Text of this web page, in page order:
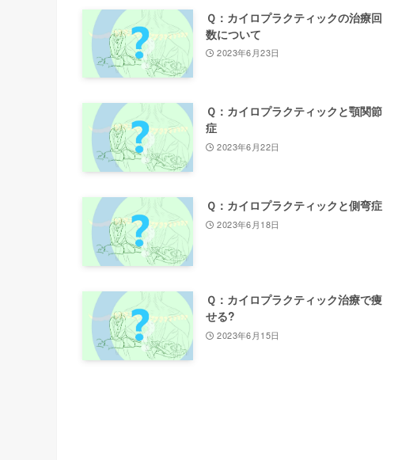
Ｑ：カイロプラクティックの治療回
数について
2023年6月23日
Ｑ：カイロプラクティックと顎関節
症
2023年6月22日
Ｑ：カイロプラクティックと側弯症
2023年6月18日
Ｑ：カイロプラクティック治療で痩
せる?
2023年6月15日